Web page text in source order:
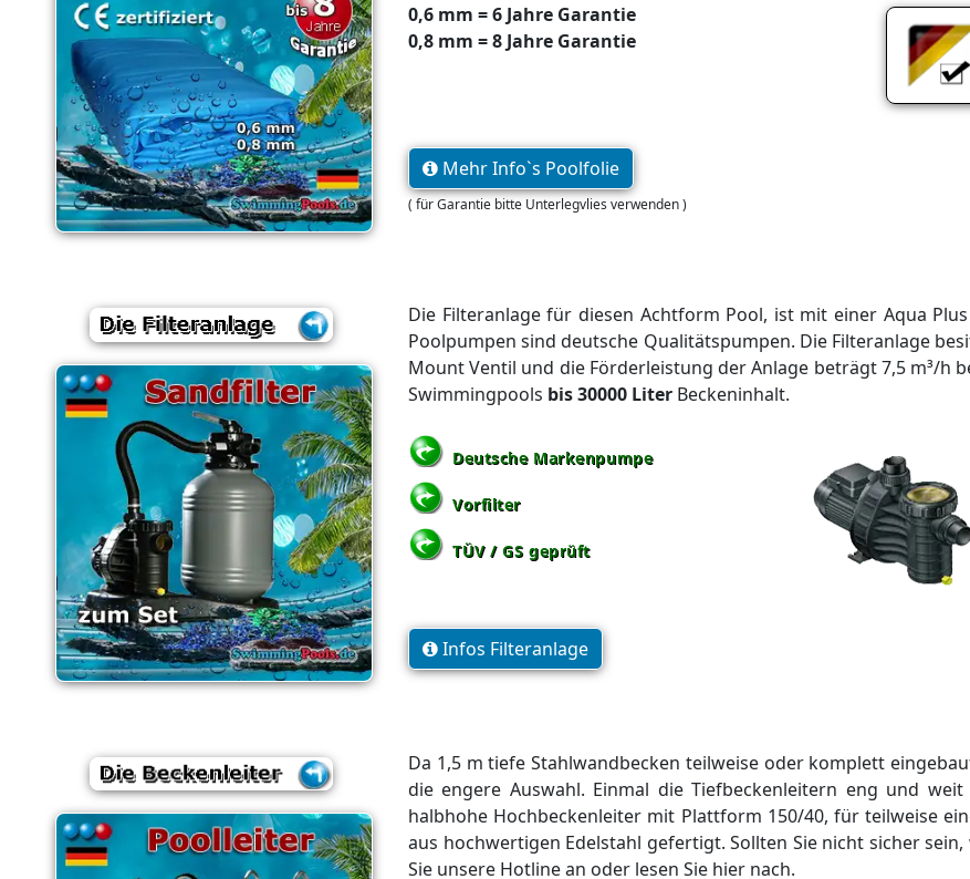
0,6 mm = 6 Jahre Garantie
0,8 mm = 8 Jahre Garantie
Mehr Info`s Poolfolie
( für Garantie bitte Unterlegvlies verwenden )
Die Filteranlage für diesen Achtform Pool, ist mit einer Aqua
Poolpumpen sind deutsche Qualitätspumpen. Die Filteranlage
Mount Ventil und die Förderleistung der Anlage beträgt 7,5 m³/h
Swimmingpools bis 30000 Liter Beckeninhalt.
Deutsche Markenpumpe
Vorfilter
TÜV / GS geprüft
Infos Filteranlage
Da 1,5 m tiefe Stahlwandbecken teilweise oder komplett
die engere Auswahl. Einmal die Tiefbeckenleitern eng und
halbhohe Hochbeckenleiter mit Plattform 150/40, für teilweise
aus hochwertigen Edelstahl gefertigt. Sollten Sie nicht sicher
Sie unsere Hotline an oder lesen Sie hier nach.